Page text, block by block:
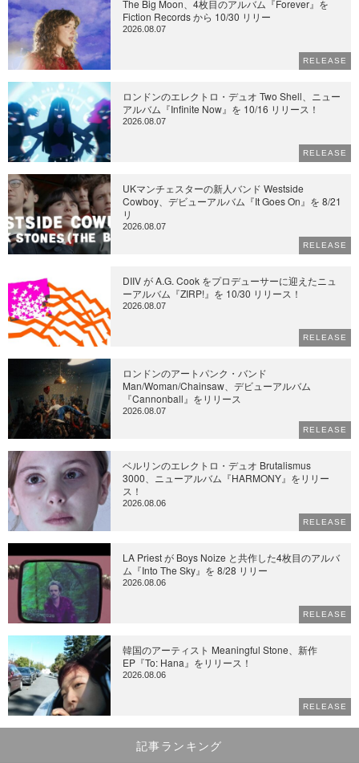
The Big Moon、4枚目のアルバム『Forever』を
Fiction Records から 10/30 リリー
2026.08.07
RELEASE
ロンドンのエレクトロ・デュオ Two Shell、ニュー
アルバム『Infinite Now』を 10/16 リリース！
2026.08.07
RELEASE
UKマンチェスターの新人バンド Westside
Cowboy、デビューアルバム『It Goes On』を 8/21
リ
2026.08.07
RELEASE
DIIV が A.G. Cook をプロデューサーに迎えたニュ
ーアルバム『ZIRP!』を 10/30 リリース！
2026.08.07
RELEASE
ロンドンのアートパンク・バンド
Man/Woman/Chainsaw、デビューアルバム
『Cannonball』をリリース
2026.08.07
RELEASE
ベルリンのエレクトロ・デュオ Brutalismus
3000、ニューアルバム『HARMONY』をリリー
ス！
2026.08.06
RELEASE
LA Priest が Boys Noize と共作した4枚目のアルバ
ム『Into The Sky』を 8/28 リリー
2026.08.06
RELEASE
韓国のアーティスト Meaningful Stone、新作
EP『To: Hana』をリリース！
2026.08.06
RELEASE
記事ランキング